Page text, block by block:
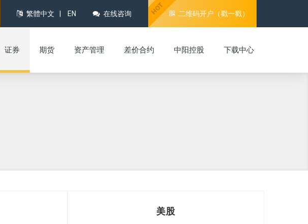
繁體中文 EN 在线咨询 二维码开户（戳一戳）
HOT
证券 期货 资产管理 差价合约 中阳控股 下载中心
美股